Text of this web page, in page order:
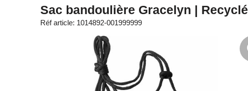
Sac bandoulière Gracelyn | Recyclé
Réf article: 1014892-001999999